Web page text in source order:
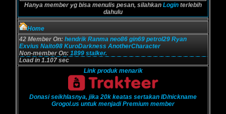
Hanya member yg bisa menulis pesan, silahkan Login terlebih
dahulu
Home
42 Member On: hendrik Ranma neo86 gin69 petrol29 Ryan
Exvius Naito98 KuroDarkness AnotherCharacter
Non-member On: 1899 stalker.
Load in 1.107 sec
Link produk menarik
Donasi seikhlasnya, jika 20k keatas sertakan ID/nickname
Grogol.us untuk menjadi Premium member